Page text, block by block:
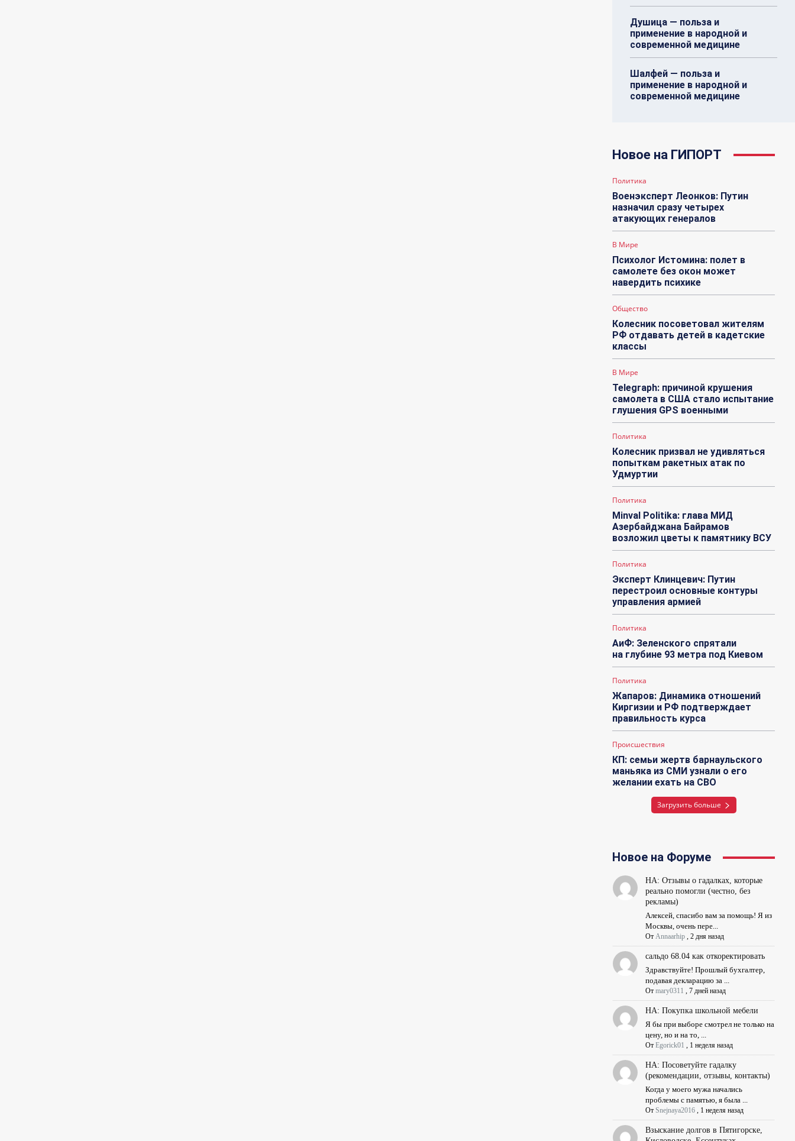
Душица — польза и
применение в народной и
современной медицине
Шалфей — польза и
применение в народной и
современной медицине
Новое на ГИПОРТ
Политика
Военэксперт Леонков: Путин
назначил сразу четырех
атакующих генералов
В Мире
Психолог Истомина: полет в
самолете без окон может
навердить психике
Общество
Колесник посоветовал жителям
РФ отдавать детей в кадетские
классы
В Мире
Telegraph: причиной крушения
самолета в США стало испытание
глушения GPS военными
Политика
Колесник призвал не удивляться
попыткам ракетных атак по
Удмуртии
Политика
Minval Politika: глава МИД
Азербайджана Байрамов
возложил цветы к памятнику ВСУ
Политика
Эксперт Клинцевич: Путин
перестроил основные контуры
управления армией
Политика
АиФ: Зеленского спрятали
на глубине 93 метра под Киевом
Политика
Жапаров: Динамика отношений
Киргизии и РФ подтверждает
правильность курса
Происшествия
КП: семьи жертв барнаульского
маньяка из СМИ узнали о его
желании ехать на СВО
Загрузить больше
Новое на Форуме
НА: Отзывы о гадалках, которые
реально помогли (честно, без
рекламы)
Алексей, спасибо вам за помощь! Я из
Москвы, очень пере...
От Annaarhip, 2 дня назад
сальдо 68.04 как откоректировать
Здравствуйте! Прошлый бухгалтер,
подавая декларацию за ...
От mary0311 , 7 дней назад
НА: Покупка школьной мебели
Я бы при выборе смотрел не только на
цену, но и на то, ...
От Egorick01 , 1 неделя назад
НА: Посоветуйте гадалку
(рекомендации, отзывы, контакты)
Когда у моего мужа начались
проблемы с памятью, я была ...
От Snejnaya2016, 1 неделя назад
Взыскание долгов в Пятигорске,